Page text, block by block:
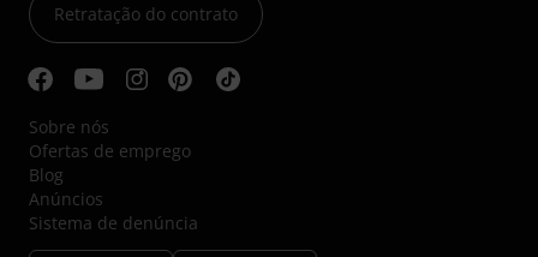
Retratação do contrato
Sobre nós
Ofertas de emprego
Blog
Anúncios
Sistema de denúncia